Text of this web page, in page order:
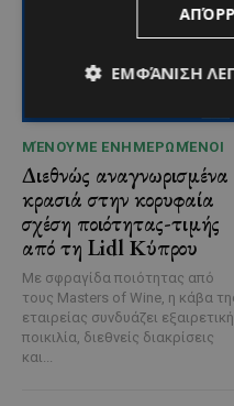
ΜΈΝΟΥΜΕ ΕΝΗΜΕΡΩΜΈΝΟΙ
Διεθνώς αναγνωρισμένα
κρασιά στην κορυφαία
σχέση ποιότητας-τιμής
από τη Lidl Κύπρου
Με σφραγίδα ποιότητας από
τους Masters of Wine, η κάβα
εταιρείας συνδυάζει εξαιρετική
ποικιλία, διεθνείς διακρίσεις
και...
ΕΜΦΆΝΙΣΗ